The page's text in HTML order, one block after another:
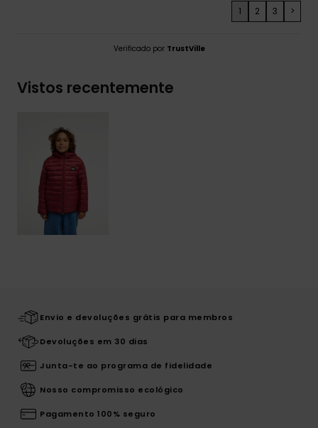
1 2 3 >
Verificado por TrustVille
Vistos recentemente
Envio e devoluções grátis para membros
Devoluções em 30 dias
Junta-te ao programa de fidelidade
Nosso compromisso ecológico
Pagamento 100% seguro